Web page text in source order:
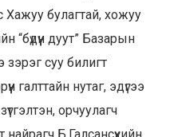
Хажуу булагтай, хожуу
“бүдүүн дуут” Базарын
суу билигт
галттайн нутаг, эдүгээ
орчуулагч